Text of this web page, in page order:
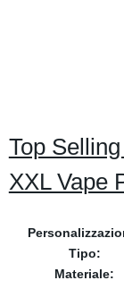
Top
XXL Vape
Tipo:
Materiale: